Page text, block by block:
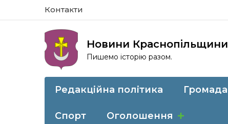
Контакти
Новини Краснопільщини
Пишемо історію разом.
Редакційна політика Громада
Спорт Оголошення